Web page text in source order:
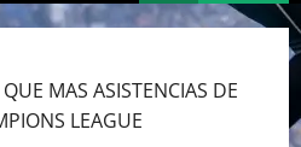
MAS ASISTENCIAS DE
LEAGUE